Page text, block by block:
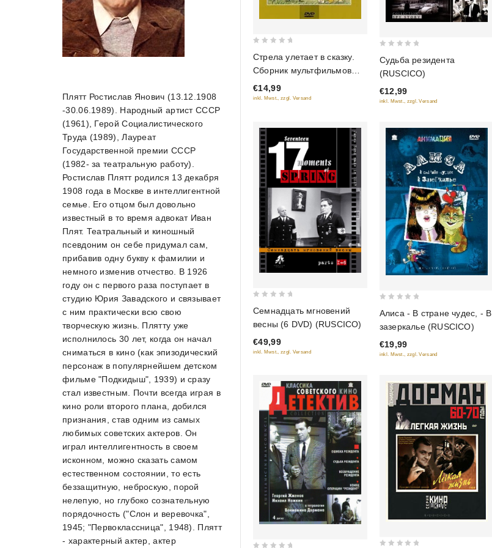
out
of
5
Стрела улетает в сказку.
Сборник мультфильмов
(Крупный план)
€14,99
inkl. Mwst., zzgl. Versand
out
of
5
Судьба резидента
(RUSCICO)
€12,99
inkl. Mwst., zzgl. Versand
of
5
Семнадцать мгновений
весны (6 DVD) (RUSCICO)
€49,99
inkl. Mwst., zzgl. Versand
of
5
Алиса - В стране чудес, - В
зазеркалье (RUSCICO)
€19,99
inkl. Mwst., zzgl. Versand
Плятт Ростислав Янович (13.12.1908
-30.06.1989). Народный артист СССР
(1961), Герой Социалистического
Труда (1989), Лауреат
Государственной премии СССР
(1982- за театральную работу).
Ростислав Плятт родился 13 декабря
1908 года в Москве в интеллигентной
семье. Его отцом был довольно
известный в то время адвокат Иван
Плят. Театральный и киношный
псевдоним он себе придумал сам,
прибавив одну букву к фамилии и
немного изменив отчество. В 1926
году он с первого раза поступает в
студию Юрия Завадского и связывает
с ним практически всю свою
творческую жизнь. Плятту уже
исполнилось 30 лет, когда он начал
сниматься в кино (как эпизодический
персонаж в популярнейшем детском
фильме "Подкидыш", 1939) и сразу
стал известным. Почти всегда играя в
кино роли второго плана, добился
признания, став одним из самых
любимых советских актеров. Он
играл интеллигентность в своем
исконном, можно сказать самом
естественном состоянии, то есть
беззащитную, неброскую, порой
нелепую, но глубоко сознательную
порядочность ("Слон и веревочка",
1945; "Первоклассница", 1948). Плятт
- характерный актер, актер